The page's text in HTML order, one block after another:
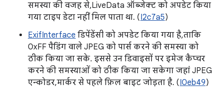
समस्या की वजह से, LiveData ऑब्जेक्ट को अपडेट किया
गया टाइप डेटा नहीं मिल पाता था. (I2c7a5)
ExifInterface डिपेंडेंसी को अपडेट किया गया है, ताकि
0xFF पैडिंग वाले JPEG को पार्स करने की समस्या को
ठीक किया जा सके. इससे उन डिवाइसों पर इमेज कैप्चर
करने की समस्याओं को ठीक किया जा सकेगा जहां JPEG
एन्कोडर, मार्कर से पहले फ़िल बाइट जोड़ता है. (I0eb49)